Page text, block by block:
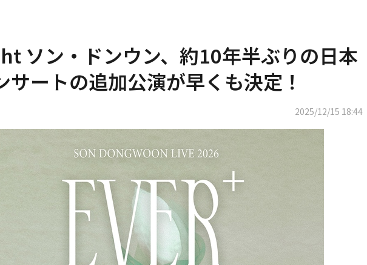
ソン・ドンウン、約10年半ぶりの日本
サートの追加公演が早くも決定！
2025/12/15 18:44